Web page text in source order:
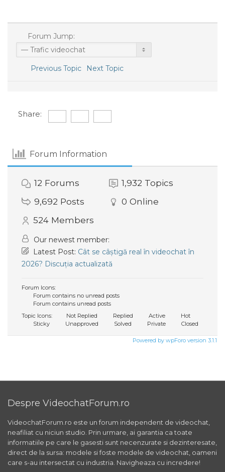
Forum Jump:
Previous Topic Next Topic
Share:
Forum Information
12 Forums 1,932 Topics
9,692 Posts 0 Online
524 Members
Our newest member:
Latest Post: Cât se câștigă real în videochat în
2026? Discuția actualizată
Forum Icons:
Forum contains no unread posts
Forum contains unread posts
Topic Icons:
Not Replied Replied Active
Hot
Sticky
Unapproved Solved Private Closed
Powered by wpForo version 3.1.1
Despre VideochatForum.ro
VideochatForum.ro este un forum independent de videochat,
neafiliat cu niciun studio. Prin urmare, ai garantia ca toate
informatiile pe care le gasesti sunt necenzurate si dezinteresate,
direct de la sursa: modele si foste modele de videochat, oameni
care s-au intersectat cu industria. Navigheaza cu incredere!